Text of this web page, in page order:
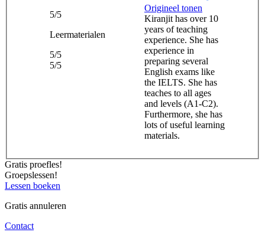
5/5
Leermaterialen
5/5
5/5
Origineel tonen
Kiranjit has over 10
years of teaching
experience. She has
experience in
preparing several
English exams like
the IELTS. She has
teaches to all ages
and levels (A1-C2).
Furthermore, she has
lots of useful learning
materials.
Gratis proefles!
Groepslessen!
Lessen boeken
Gratis annuleren
Contact